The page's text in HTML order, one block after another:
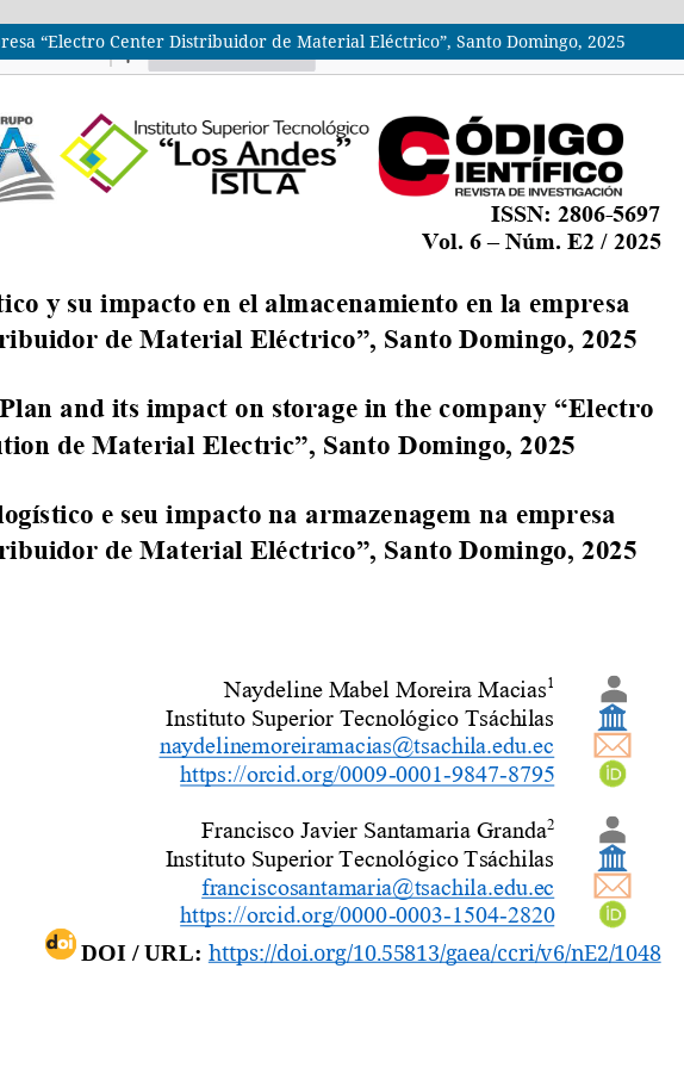
“Electro Center Distribuidor de Material Eléctrico”, Santo Domingo, 2025